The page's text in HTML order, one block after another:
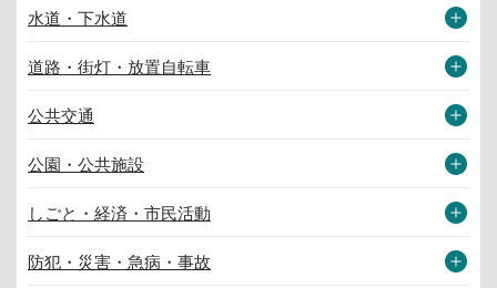
水道・下水道
道路・街灯・放置自転車
公共交通
公園・公共施設
しごと・経済・市民活動
防犯・災害・急病・事故